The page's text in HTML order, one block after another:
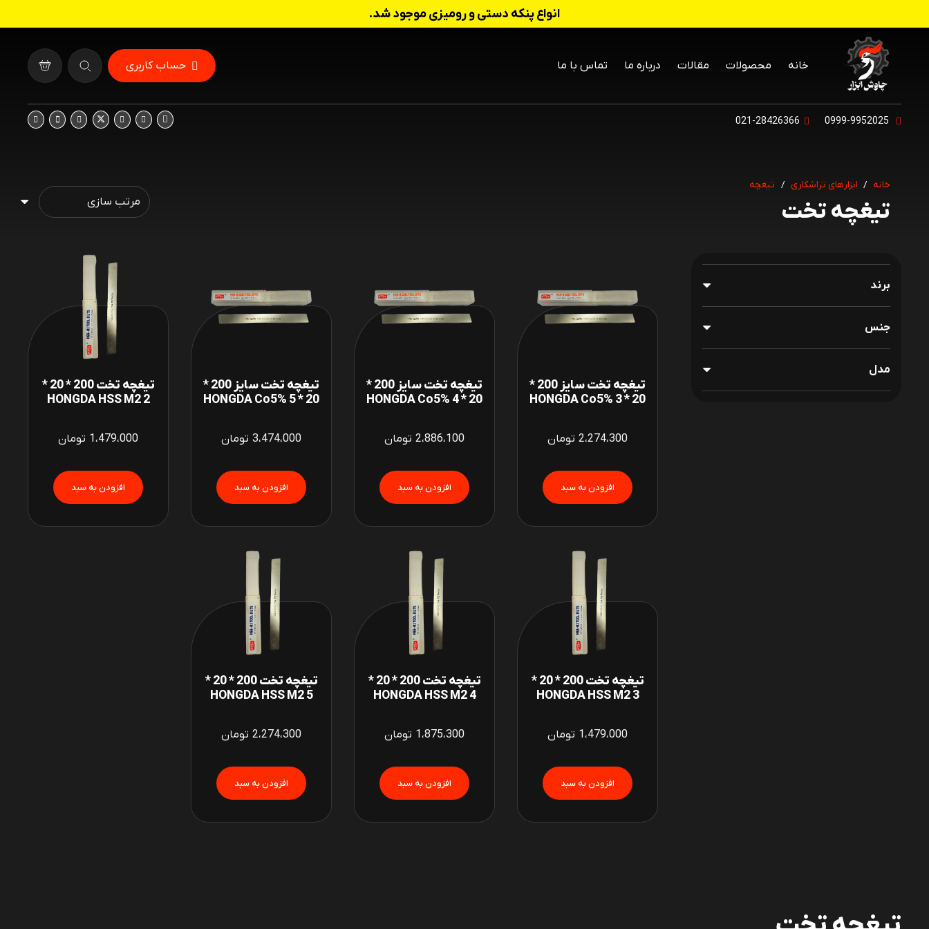
انواع پنکه دستی و رومیزی موجود شد.
خانه محصولات مقالات درباره ما تماس با ما حساب کاربری
021-28426366
خانه / ابزارهای تراشکاری / تیغچه
تیغچه تخت
برند
جنس
مدل
تیغچه تخت سایز 200 *
20 * 3 HONGDA Co5%
2،274،300 تومان
تیغچه تخت سایز 200 *
20 * 4 HONGDA Co5%
2،886،100 تومان
تیغچه تخت سایز 200 *
20 * 5 HONGDA Co5%
3،474،000 تومان
تیغچه تخت 200 * 20 *
2 HONGDA HSS M2
1،479،000 تومان
تیغچه تخت 200 * 20 *
3 HONGDA HSS M2
1،479،000 تومان
تیغچه تخت 200 * 20 *
4 HONGDA HSS M2
1،875،300 تومان
تیغچه تخت 200 * 20 *
5 HONGDA HSS M2
2،274،300 تومان